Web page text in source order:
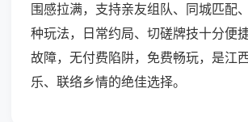
围感拉满，支持亲友组队、同城匹配
种玩法，日常约局、切磋牌技十分便
故障，无付费陷阱，免费畅玩，是江
乐、联络乡情的绝佳选择。